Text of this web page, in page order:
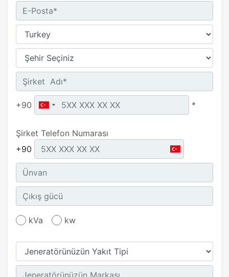
+90 *
Şirket Telefon Numarası
+90
kVa kw